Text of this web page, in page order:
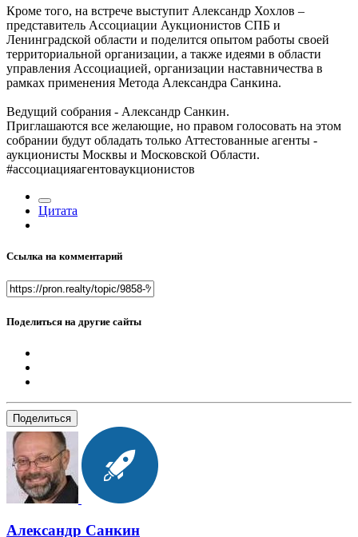
Кроме того, на встрече выступит Александр Хохлов –
представитель Ассоциации Аукционистов СПБ и
Ленинградской области и поделится опытом работы своей
территориальной организации, а также идеями в области
управления Ассоциацией, организации наставничества в
рамках применения Метода Александра Санкина.
Ведущий собрания - Александр Санкин.
Приглашаются все желающие, но правом голосовать на этом
собрании будут обладать только Аттестованные агенты -
аукционисты Москвы и Московской Области.
#ассоциацияагентоваукционистов
Цитата
Ссылка на комментарий
Поделиться на другие сайты
Поделиться
Александр Санкин